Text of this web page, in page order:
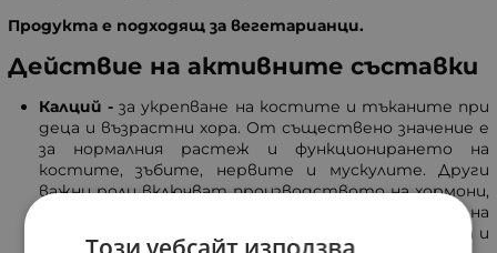
Продукта е подходящ за вегетарианци.
Действие на активните съставки
Калций -за укрепване на костите и тъканите при
деца и възрастни хора. От съществено значение е
за нормалния растеж и функционирането на
костите, зъбите, нервите и мускулите. Други
важни роли включват производството на хормони,
усвояването на витамин В12 и регулирането на
баланса на течностите, коагулацията на кръвта и